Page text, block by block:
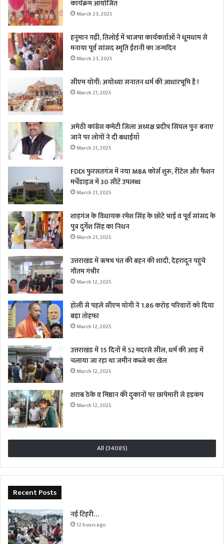
कार्यक्रम आयोजित
March 23, 2025
हनुमान गढ़ी, तिलोई में भाजपा कार्यकर्ताओं ने धूमधाम से
मनाया पूर्व सांसद स्मृति ईरानी का जन्मदिन
March 23, 2025
सीएम योगी: अयोध्या सनातन धर्म की आधारभूमि है !
March 21, 2025
अमेठी कांग्रेस कमेटी जिला अध्यक्ष प्रदीप सिंघल पुनः बनाए
जाने पर लोगों ने दी बधाईयाँ
March 21, 2025
FDDI फुरसतगंज में नया MBA कोर्स शुरू, रीटेल और फैशन
मर्चेंडाइज में 30 सीटें उपलब्ध
March 21, 2025
शाहगंज के विधायक रमेश सिंह के छोटे भाई व पूर्व सांसद के
पुत्र दुर्गेश सिंह का निधन
March 21, 2025
उत्तराखंड में ऋषभ पंत की बहन की शादी, देहरादून पहुंचे
गौतम गंभीर
March 12, 2025
होली से पहले सीएम योगी ने 1.86 करोड़ परिवारों को दिया
बड़ा तोहफा
March 12, 2025
उत्तराखंड में 15 दिनों में 52 मदरसे सील, धर्म की आड़ में
चलाया जा रहा था जमीन कब्जे का खेल
March 12, 2025
शराब ठेके व मिष्ठान की दुकानों पर छापेमारी से हड़कंप
March 12, 2025
All (34085)
Recent Posts
नई टिहरी…
12 hours ago